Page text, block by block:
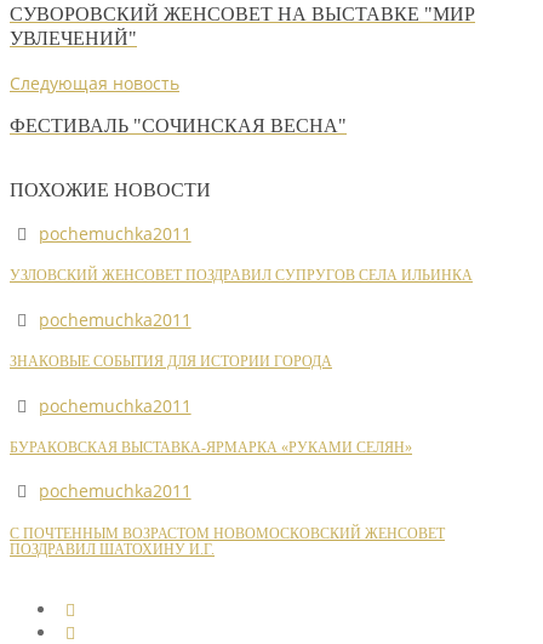
СУВОРОВСКИЙ ЖЕНСОВЕТ НА ВЫСТАВКЕ "МИР
УВЛЕЧЕНИЙ"
Следующая новость
ФЕСТИВАЛЬ "СОЧИНСКАЯ ВЕСНА"
ПОХОЖИЕ НОВОСТИ
pochemuchka2011
УЗЛОВСКИЙ ЖЕНСОВЕТ ПОЗДРАВИЛ СУПРУГОВ СЕЛА ИЛЬИНКА
pochemuchka2011
ЗНАКОВЫЕ СОБЫТИЯ ДЛЯ ИСТОРИИ ГОРОДА
pochemuchka2011
БУРАКОВСКАЯ ВЫСТАВКА-ЯРМАРКА «РУКАМИ СЕЛЯН»
pochemuchka2011
С ПОЧТЕННЫМ ВОЗРАСТОМ НОВОМОСКОВСКИЙ ЖЕНСОВЕТ
ПОЗДРАВИЛ ШАТОХИНУ И.Г.